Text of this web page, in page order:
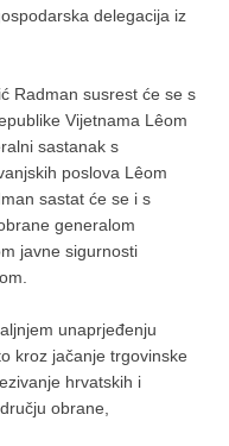
delegacija iz
Radman susrest će se s
Vijetnama Lêom
sastanak s
poslova Lêom
sastat će se i s
generalom
javne sigurnosti
unaprjeđenju
kroz jačanje trgovinske
hrvatskih i
obrane,